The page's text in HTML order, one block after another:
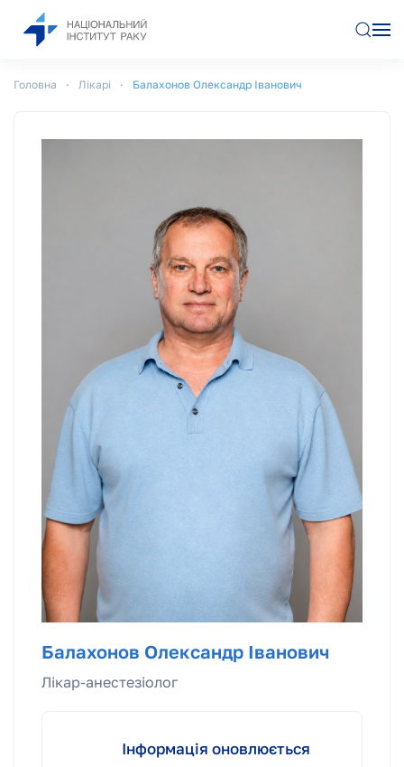
Головна Лікарі Балахонов Олександр Іванович
Балахонов Олександр Іванович
Лікар-анестезiолог
Інформація оновлюється